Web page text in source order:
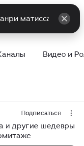
Видео и
Подписаться
и другие шедевры